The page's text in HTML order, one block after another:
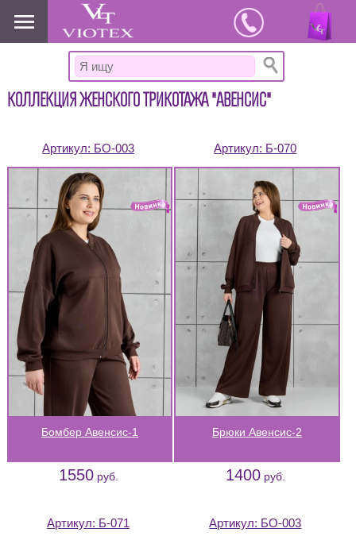
www.viotex37.ru
КОЛЛЕКЦИЯ ЖЕНСКОГО ТРИКОТАЖА "АВЕНСИС"
Артикул: БО-003
Бомбер Авенсис-1
1550руб.
Артикул: Б-070
Брюки Авенсис-2
1400руб.
Артикул: Б-071 Артикул: БО-003